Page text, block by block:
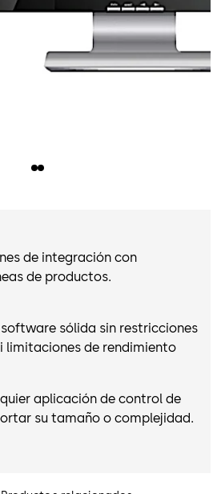
las mismas credenciales en todas
de integración con
de productos.
sólida sin restricciones
limitaciones de rendimiento
aplicación de control de
su tamaño o complejidad.